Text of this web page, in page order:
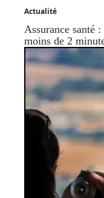
Actualité
Assurance santé
moins de 2